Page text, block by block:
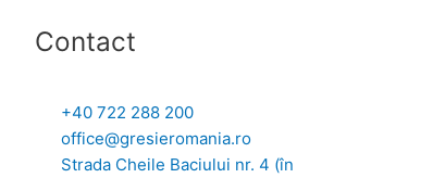
Contact
+40 722 288 200
office@gresieromania.ro
Strada Cheile Baciului nr. 4 (în